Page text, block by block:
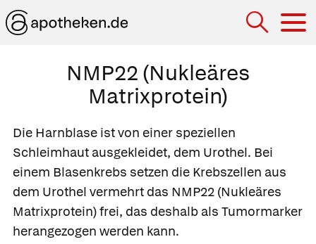
NMP22 (Nukleäres
Matrixprotein)
Die Harnblase ist von einer speziellen
Schleimhaut ausgekleidet, dem Urothel. Bei
einem Blasenkrebs setzen die Krebszellen aus
dem Urothel vermehrt das NMP22 (Nukleäres
Matrixprotein) frei, das deshalb als Tumormarker
herangezogen werden kann.